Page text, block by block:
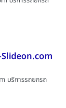
Slideon.com
บริการรถยกรถ